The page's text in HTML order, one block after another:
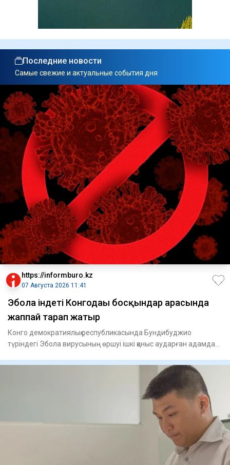
Последние новости
Самые свежие и актуальные события дня
https://informburo.kz
07 Августа 2026 11:41
Эбола індеті Конгодағы босқындар арасында
жаппай тарап жатыр
Конго демократиялық республикасында Бундибуджио
түріндегі Эбола вирусының өршуі ішкі қоныс аударған адамдар